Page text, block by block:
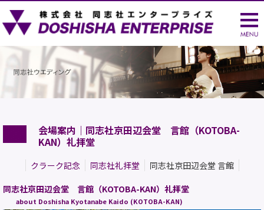
会場案内｜同志社京田辺会堂 言館（KOTOBA-
KAN）礼拝堂
クラーク記念 同志社礼拝堂
同志社京田辺会堂 言館
同志社京田辺会堂 言館（KOTOBA-KAN）礼拝堂
about Doshisha Kyotanabe Kaido (KOTOBA-KAN)